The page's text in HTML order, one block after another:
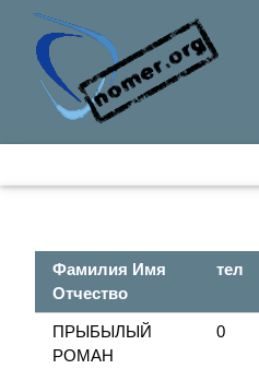
Фамилия Имя
Отчество
тел
ПРЫБЫЛЫЙ
РОМАН
0